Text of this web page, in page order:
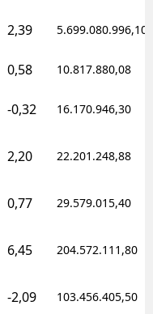
2,39 5.699.080.996,10
0,58 10.817.880,08
-0,32 16.170.946,30
2,20 22.201.248,88
0,77 29.579.015,40
6,45 204.572.111,80
-2,09 103.456.405,50